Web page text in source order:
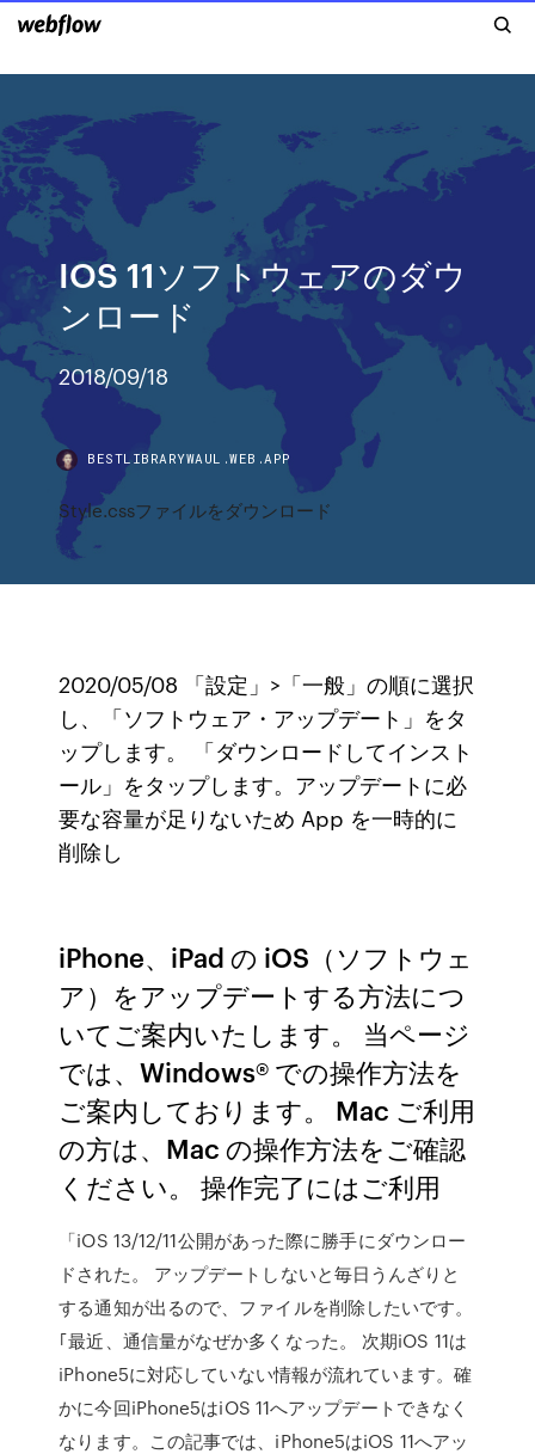
IOS 11ソフトウェアのダウ
ンロード
2018/09/18
BESTLIBRARYWAUL.WEB.APP
Style.cssファイルをダウンロード
2020/05/08 「設定」>「一般」の順に選択
し、「ソフトウェア・アップデート」をタ
ップします。 「ダウンロードしてインスト
ール」をタップします。アップデートに必
要な容量が足りないため App を一時的に
削除し
iPhone、iPad の iOS（ソフトウェ
ア）をアップデートする方法につ
いてご案内いたします。 当ページ
では、Windows® での操作方法を
ご案内しております。 Mac ご利用
の方は、Mac の操作方法をご確認
ください。 操作完了にはご利用
「iOS 13/12/11公開があった際に勝手にダウンロー
ドされた。 アップデートしないと毎日うんざりと
する通知が出るので、ファイルを削除したいです。
｢最近、通信量がなぜか多くなった。 次期iOS 11は
iPhone5に対応していない情報が流れています。確
かに今回iPhone5はiOS 11へアップデートできなく
なります。この記事では、iPhone5はiOS 11へアッ